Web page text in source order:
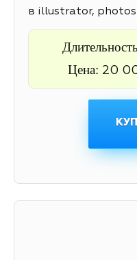
в illustrator,
Цена: 20